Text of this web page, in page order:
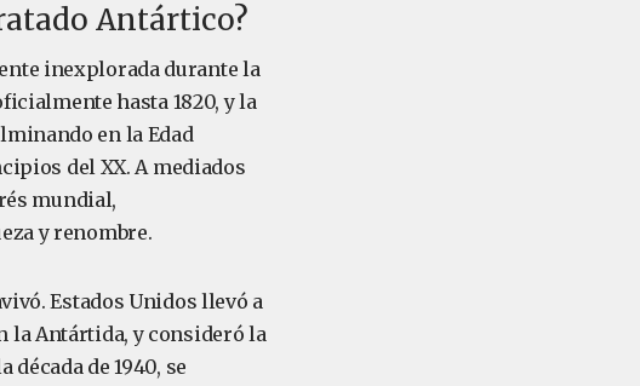
Antártico?
inexplorada durante la
hasta 1820, y la
en la Edad
del XX. A mediados
mundial,
y renombre.
Estados Unidos llevó a
la Antártida, y consideró la
de 1940, se